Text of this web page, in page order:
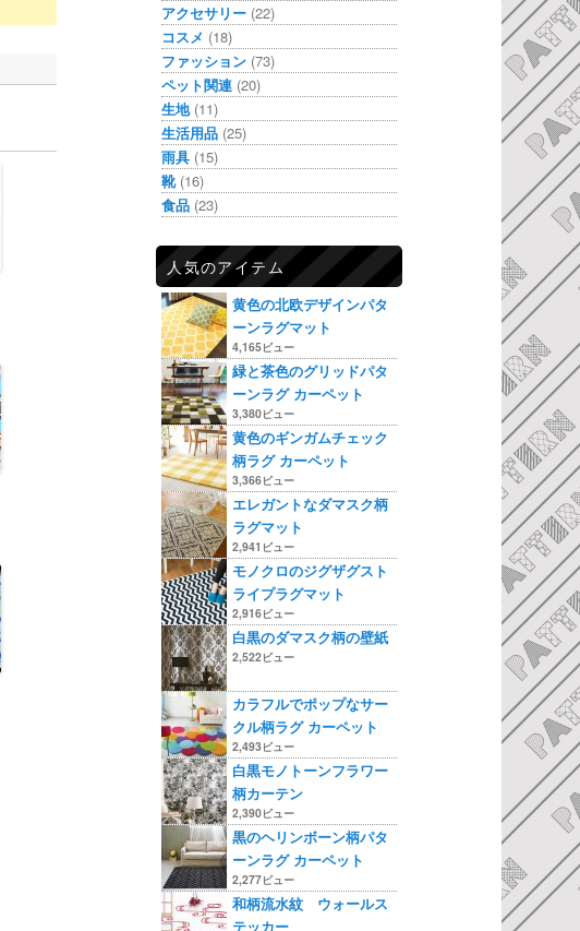
アクセサリー (22)
コスメ (18)
ファッション (73)
ペット関連 (20)
生地(11)
生活用品 (25)
雨具 (15)
靴(16)
食品 (23)
人気のアイテム
黄色の北欧デザインパタ
ーンラグマット
4,165ビュー
緑と茶色のグリッドパタ
ーンラグ カーペット
3,380ビュー
黄色のギンガムチェック
柄ラグ カーペット
3,366ビュー
エレガントなダマスク柄
ラグマット
2,941ビュー
モノクロのジグザグスト
ライプラグマット
2,916ビュー
白黒のダマスク柄の壁紙
2,522ビュー
カラフルでポップなサー
クル柄ラグ カーペット
2,493ビュー
白黒モノトーンフラワー
柄カーテン
2,390ビュー
黒のヘリンボーン柄パタ
ーンラグ カーペット
2,277ビュー
和柄流水紋 ウォールス
テッカー